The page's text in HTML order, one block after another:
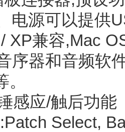
电源可以提供
XP兼容,Mac
序器和音频软
。
感应/触后功能
Select,